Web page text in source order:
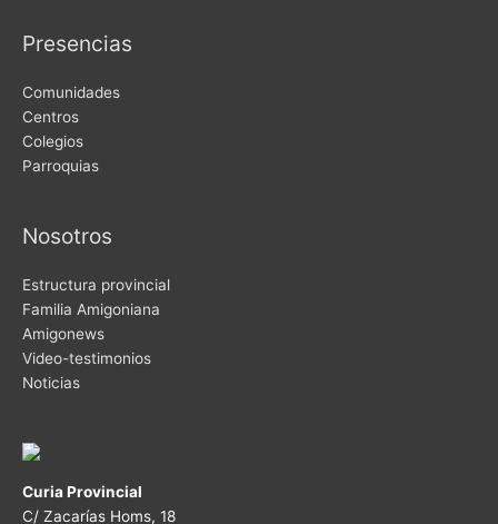
Presencias
Comunidades
Centros
Colegios
Parroquias
Nosotros
Estructura provincial
Familia Amigoniana
Amigonews
Video-testimonios
Noticias
Curia Provincial
C/ Zacarías Homs, 18